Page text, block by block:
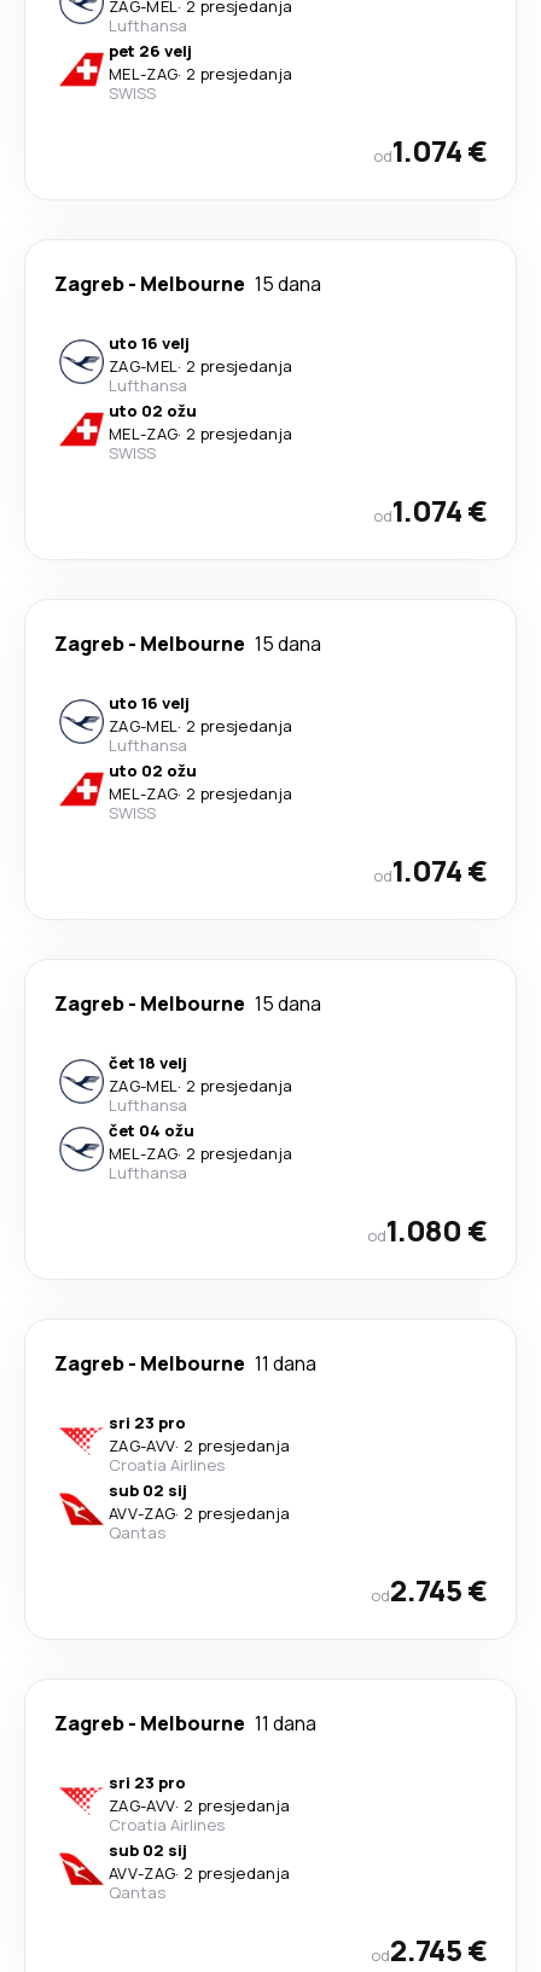
ZAG-MEL· 2 presjedanja
Lufthansa
pet 26 velj
MEL-ZAG· 2 presjedanja
SWISS
od1.074 €
Zagreb- Melbourne 15 dana
uto 16 velj
ZAG-MEL· 2 presjedanja
Lufthansa
uto 02 ožu
MEL-ZAG· 2 presjedanja
SWISS
od1.074 €
Zagreb- Melbourne 15 dana
uto 16 velj
ZAG-MEL· 2 presjedanja
Lufthansa
uto 02 ožu
MEL-ZAG· 2 presjedanja
SWISS
od1.074 €
Zagreb- Melbourne 15 dana
čet 18 velj
ZAG-MEL· 2 presjedanja
Lufthansa
čet 04 ožu
MEL-ZAG· 2 presjedanja
Lufthansa
od1.080 €
Zagreb- Melbourne 11 dana
sri 23 pro
ZAG-AVV· 2 presjedanja
Croatia Airlines
sub 02 sij
AVV-ZAG· 2 presjedanja
Qantas
od2.745 €
Zagreb- Melbourne 11 dana
sri 23 pro
ZAG-AVV· 2 presjedanja
Croatia Airlines
sub 02 sij
AVV-ZAG· 2 presjedanja
Qantas
od2.745 €